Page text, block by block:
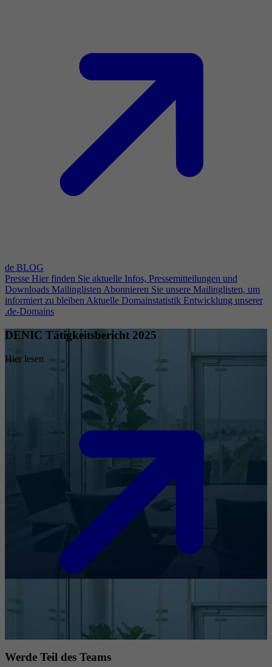
de BLOG
Presse Hier finden Sie aktuelle Infos, Pressemitteilungen und
Downloads Mailinglisten Abonnieren Sie unsere Mailinglisten, um
informiert zu bleiben Aktuelle Domainstatistik Entwicklung unserer
.de-Domains
DENIC Tätigkeitsbericht 2025
Hier lesen
Werde Teil des Teams